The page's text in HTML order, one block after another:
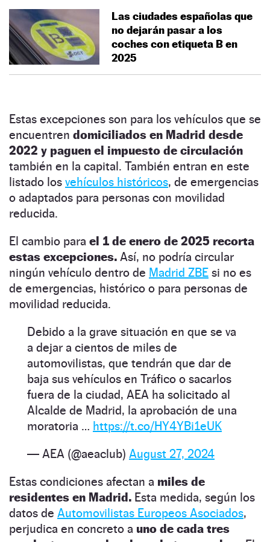
Las ciudades españolas que
no dejarán pasar a los
coches con etiqueta B en
2025
Estas excepciones son para los vehículos que se
encuentren domiciliados en Madrid desde
2022 y paguen el impuesto de circulación
también en la capital. También entran en este
listado los vehículos históricos, de emergencias
o adaptados para personas con movilidad
reducida.
El cambio para el 1 de enero de 2025 recorta
estas excepciones. Así, no podría circular
ningún vehículo dentro de Madrid ZBE si no es
de emergencias, histórico o para personas de
movilidad reducida.
Debido a la grave situación en que se va
a dejar a cientos de miles de
automovilistas, que tendrán que dar de
baja sus vehículos en Tráfico o sacarlos
fuera de la ciudad, AEA ha solicitado al
Alcalde de Madrid, la aprobación de una
moratoria … https://t.co/HY4YBi1eUK
— AEA (@aeaclub) August 27, 2024
Estas condiciones afectan a miles de
residentes en Madrid. Esta medida, según los
datos de Automovilistas Europeos Asociados,
perjudica en concreto a uno de cada tres